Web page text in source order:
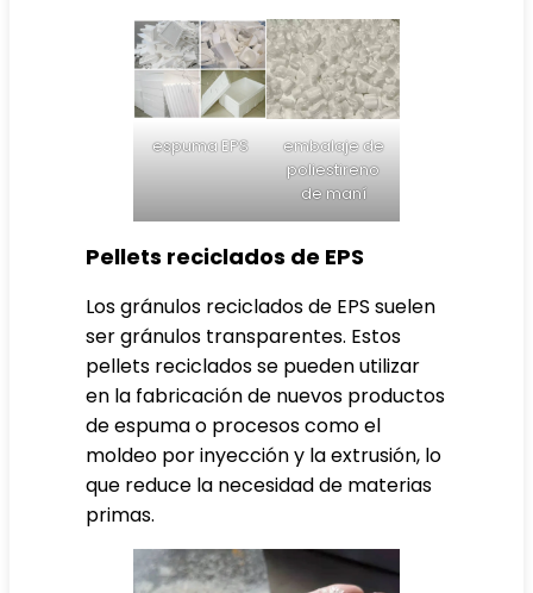
espuma EPS
embalaje de
poliestireno
de maní
Pellets reciclados de EPS
Los gránulos reciclados de EPS suelen
ser gránulos transparentes. Estos
pellets reciclados se pueden utilizar
en la fabricación de nuevos productos
de espuma o procesos como el
moldeo por inyección y la extrusión, lo
que reduce la necesidad de materias
primas.